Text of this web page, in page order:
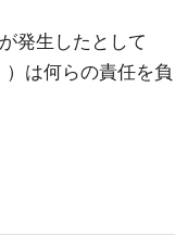
発生したとして
は何らの責任を負